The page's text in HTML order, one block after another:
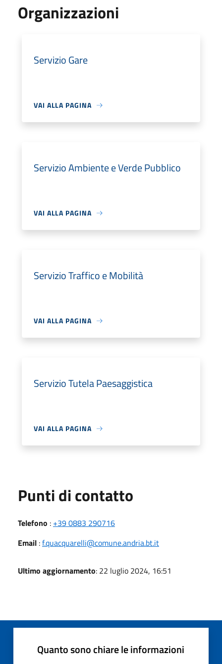
Organizzazioni
Servizio Gare
VAI ALLA PAGINA
Servizio Ambiente e Verde Pubblico
VAI ALLA PAGINA
Servizio Traffico e Mobilità
VAI ALLA PAGINA
Servizio Tutela Paesaggistica
VAI ALLA PAGINA
Punti di contatto
Telefono : +39 0883 290716
Email :f.quacquarelli@comune.andria.bt.it
Ultimo aggiornamento: 22 luglio 2024, 16:51
Quanto sono chiare le informazioni